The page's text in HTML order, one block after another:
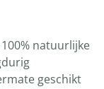
natuurlijke
geschikt